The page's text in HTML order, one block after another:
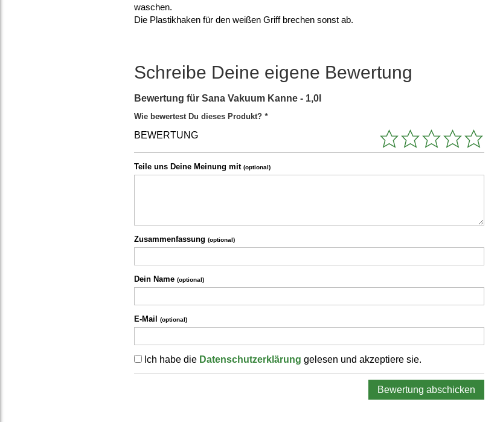
waschen.
Die Plastikhaken für den weißen Griff brechen sonst ab.
Schreibe Deine eigene Bewertung
Bewertung für Sana Vakuum Kanne - 1,0l
Wie bewertest Du dieses Produkt? *
BEWERTUNG
Teile uns Deine Meinung mit (optional)
Zusammenfassung (optional)
Dein Name (optional)
E-Mail (optional)
Ich habe die Datenschutzerklärung gelesen und akzeptiere sie.
Bewertung abschicken